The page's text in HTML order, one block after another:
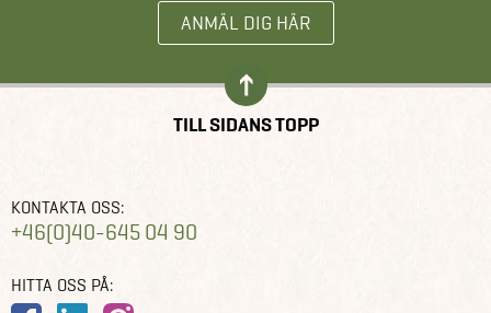
ANMÄL DIG HÄR
TILL SIDANS TOPP
KONTAKTA OSS:
+46(0)40-645 04 90
HITTA OSS PÅ: